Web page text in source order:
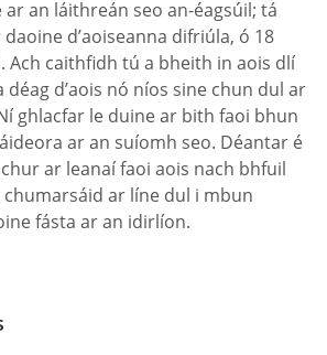
ar an láithreán seo an-éagsúil; tá
d’aoiseanna difriúla, ó 18
Ach caithfidh tú a bheith in aois dlí
d’aois nó níos sine chun dul ar
ghlacfar le duine ar bith faoi bhun
ar an suíomh seo. Déantar é
ar leanaí faoi aois nach bhfuil
ar líne dul i mbun
fásta ar an idirlíon.